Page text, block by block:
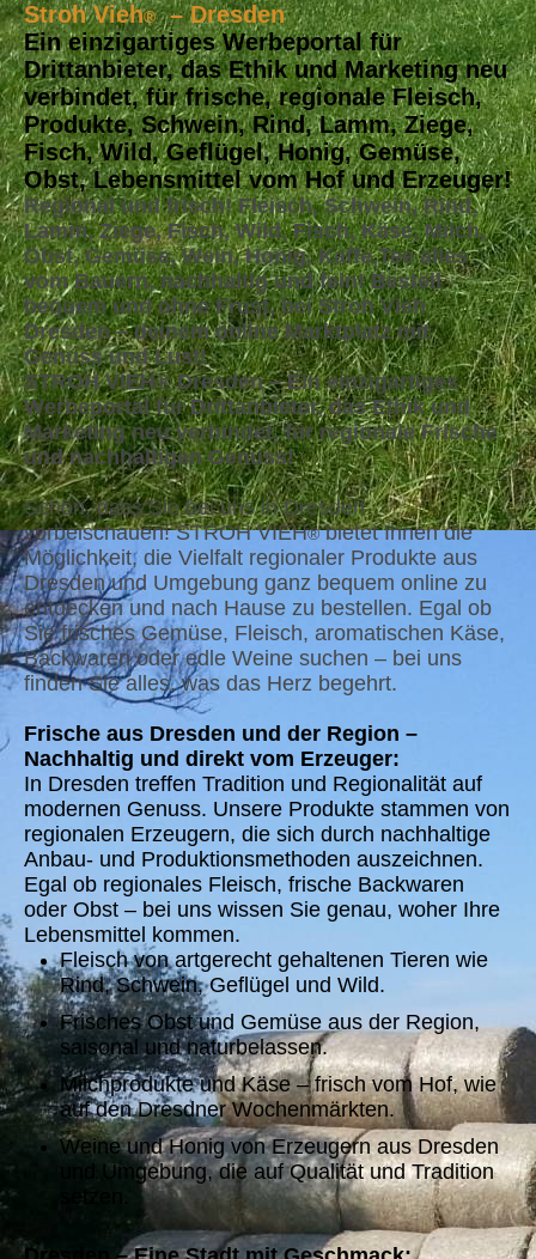
Stroh Vieh® – Dresden
Ein einzigartiges Werbeportal für
Drittanbieter, das Ethik und Marketing neu
verbindet, für frische, regionale Fleisch,
Produkte, Schwein, Rind, Lamm, Ziege,
Fisch, Wild, Geflügel, Honig, Gemüse,
Obst, Lebensmittel vom Hof und Erzeuger!
Regional und frisch! Fleisch, Schwein, Rind,
Lamm, Ziege, Fisch, Wild, Fisch, Käse, Milch,
Obst, Gemüse, Wein, Honig, Kaffe,Tee alles
vom Bauern, nachhaltig und fein! Bestell
bequem und ohne Frust, bei Stroh Vieh
Dresden – deinem online Marktplatz mit
Genuss und Lust!
STROH VIEH® Dresden – Ein einzigartiges
Werbeportal für Drittanbieter, das Ethik und
Marketing neu verbindet, für regionale Frische
und nachhaltigen Genuss!
Schön, dass Sie bei uns in Dresden
vorbeischauen! STROH VIEH®bietet Ihnen die
Möglichkeit, die Vielfalt regionaler Produkte aus
Dresden und Umgebung ganz bequem online zu
entdecken und nach Hause zu bestellen. Egal ob
Sie frisches Gemüse, Fleisch, aromatischen Käse,
Backwaren oder edle Weine suchen – bei uns
finden Sie alles, was das Herz begehrt.
Frische aus Dresden und der Region –
Nachhaltig und direkt vom Erzeuger:
In Dresden treffen Tradition und Regionalität auf
modernen Genuss. Unsere Produkte stammen von
regionalen Erzeugern, die sich durch nachhaltige
Anbau- und Produktionsmethoden auszeichnen.
Egal ob regionales Fleisch, frische Backwaren
oder Obst – bei uns wissen Sie genau, woher Ihre
Lebensmittel kommen.
Fleisch von artgerecht gehaltenen Tieren wie
Rind, Schwein, Geflügel und Wild.
Frisches Obst und Gemüse aus der Region,
saisonal und naturbelassen.
Milchprodukte und Käse – frisch vom Hof, wie
auf den Dresdner Wochenmärkten.
Weine und Honig von Erzeugern aus Dresden
und Umgebung, die auf Qualität und Tradition
setzen.